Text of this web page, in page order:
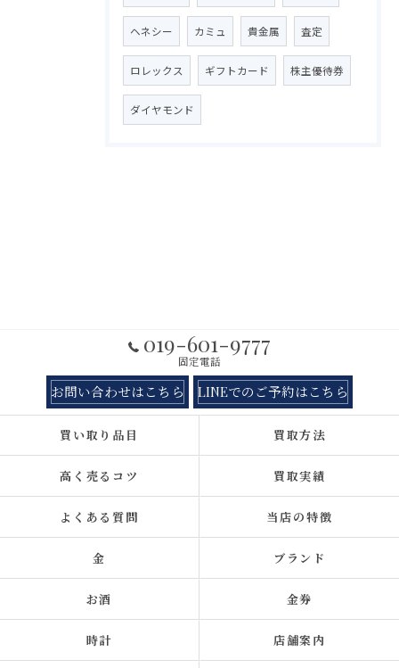
ヘネシー カミュ 貴金属 査定
ロレックス ギフトカード 株主優待券
ダイヤモンド
019-601-9777
固定電話
お問い合わせはこちら LINEでのご予約はこちら
買い取り品目 買取方法
高く売るコツ 買取実績
よくある質問 当店の特徴
金 ブランド
お酒 金券
時計 店舗案内